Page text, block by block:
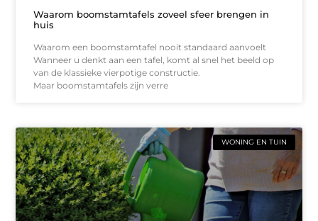
Waarom boomstamtafels zoveel sfeer brengen in
huis
Waarom een boomstamtafel nooit standaard aanvoelt
Wanneer u denkt aan een tafel, komt al snel het beeld op
van de klassieke vierpotige constructie.
Maar boomstamtafels zijn verre
WONING EN TUIN